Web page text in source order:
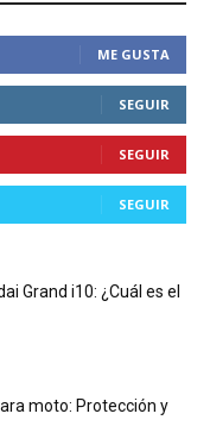
ME GUSTA
SEGUIR
SEGUIR
SEGUIR
Grand i10: ¿Cuál es el
moto: Protección y